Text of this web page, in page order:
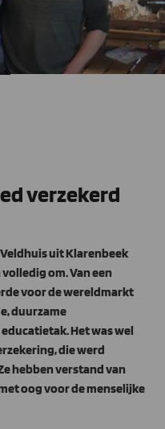
verzekerd
uit Klarenbeek
om. Van een
voor de wereldmarkt
duurzame
Het was wel
die werd
hebben verstand van
oog voor de menselijke